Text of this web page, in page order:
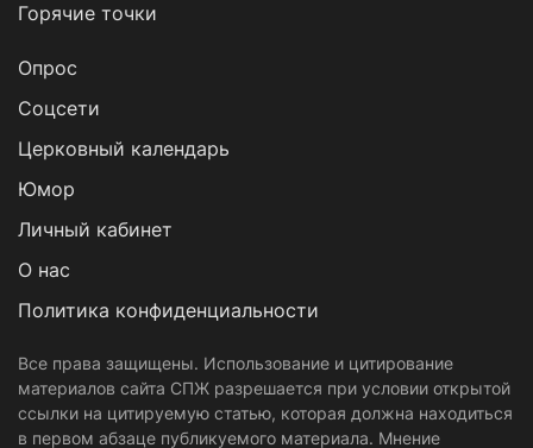
Горячие точки
Опрос
Cоцсети
Церковный календарь
Юмор
Личный кабинет
О нас
Политика конфиденциальности
Все права защищены. Использование и цитирование
материалов сайта СПЖ разрешается при условии открытой
ссылки на цитируемую статью, которая должна находиться
в первом абзаце публикуемого материала. Мнение